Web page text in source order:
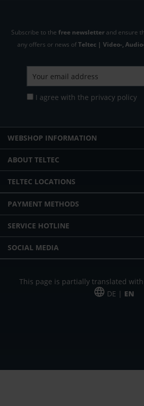
Subscribe to the free newsletter and ensure
any offers or news ofTeltec | Video-,
I agree with the privacy policy
WEBSHOP INFORMATION
ABOUT TELTEC
TELTEC LOCATIONS
PAYMENT METHODS
SERVICE HOTLINE
SOCIAL MEDIA
This page is partially translated
DE | EN